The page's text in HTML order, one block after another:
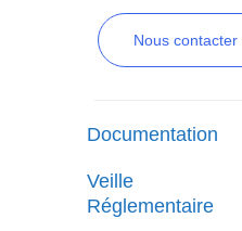
Nous contacter
Documentation
Veille
Réglementaire